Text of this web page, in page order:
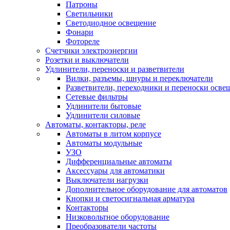
Патроны
Светильники
Светодиодное освещение
Фонари
Фотореле
Счетчики электроэнергии
Розетки и выключатели
Удлинители, переноски и разветвители
Вилки, разъемы, шнуры и переключатели
Разветвители, переходники и переноски
Сетевые фильтры
Удлинители бытовые
Удлинители силовые
Автоматы, контакторы, реле
Автоматы в литом корпусе
Автоматы модульные
УЗО
Дифференциальные автоматы
Аксессуары для автоматики
Выключатели нагрузки
Дополнительное оборудование для автоматов
Кнопки и светосигнальная арматура
Контакторы
Низковольтное оборудование
Преобразователи частоты